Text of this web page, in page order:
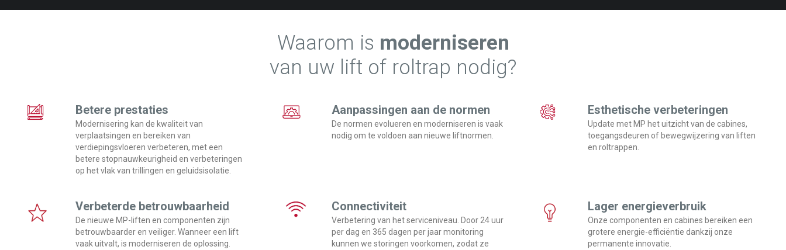
Waarom is moderniseren
van uw lift of roltrap nodig?
Betere prestaties
Modernisering kan de kwaliteit van
verplaatsingen en bereiken van
verdiepingsvloeren verbeteren, met een
betere stopnauwkeurigheid en verbeteringen
op het vlak van trillingen en geluidsisolatie.
Aanpassingen aan de normen
De normen evolueren en moderniseren is vaak
nodig om te voldoen aan nieuwe liftnormen.
Esthetische verbeteringen
Update met MP het uitzicht van de cabines,
toegangsdeuren of bewegwijzering van liften
en roltrappen.
Verbeterde betrouwbaarheid
De nieuwe MP-liften en componenten zijn
betrouwbaarder en veiliger. Wanneer een lift
vaak uitvalt, is moderniseren de oplossing.
Connectiviteit
Verbetering van het serviceniveau. Door 24 uur
per dag en 365 dagen per jaar monitoring
kunnen we storingen voorkomen, zodat ze
Lager energieverbruik
Onze componenten en cabines bereiken een
grotere energie-efficiëntie dankzij onze
permanente innovatie.